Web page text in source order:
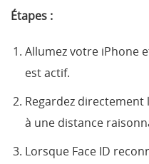
Étapes :
Allumez votre iPhone
est actif.
Regardez directement
à une distance
Lorsque Face ID